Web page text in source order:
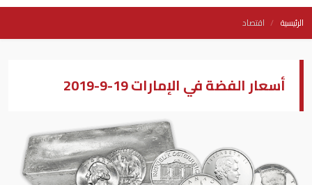
الرئيسية اقتصاد
أسعار الفضة في الإمارات 19-9-2019